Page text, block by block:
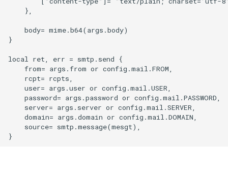
js-challenge
json-var
    },
    body= mime.b64(args.body)
}
local ret, err = smtp.send {
    from= args.from or config.mail.FROM,
    rcpt= rcpts,
    user= args.user or config.mail.USER,
    password= args.password or config.mail.PASSWORD,
    server= args.server or config.mail.SERVER,
    domain= args.domain or config.mail.DOMAIN,
    source= smtp.message(mesgt),